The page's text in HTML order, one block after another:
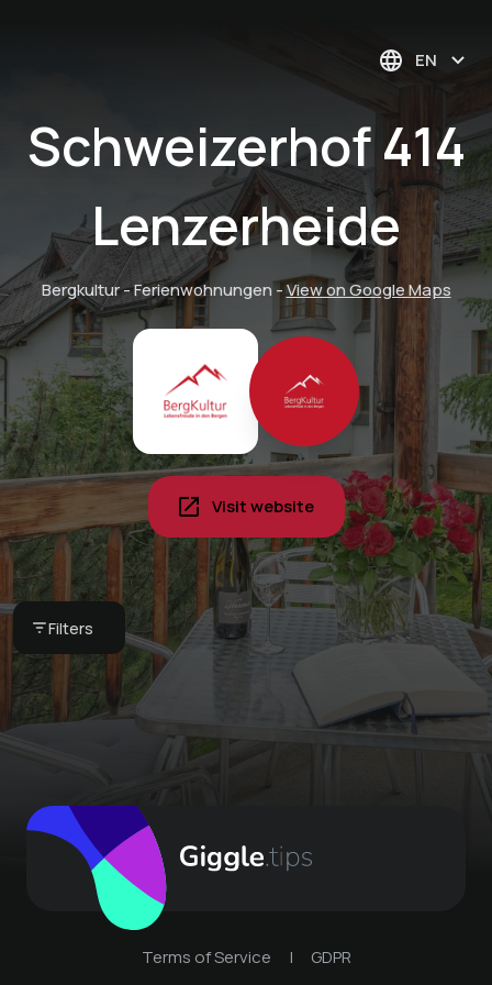
EN
Schweizerhof 414
Lenzerheide
Bergkultur - Ferienwohnungen -View on Google Maps
Visit website
Filters
Bathrobe rental for
wellness and spa
experiences
CHF 15 -Bergkultur -
Ferienwohnungen
Book your next stay -
Holiday apartment
Schweizerhof 414
Schweizerhof 414
Lenzerheide
Pyjama breakfast in
your vacation home -
our breakfast basket
Bergkultur -
Ferienwohnungen
Globi set
Bergkultur -
Terms of Service | GDPR